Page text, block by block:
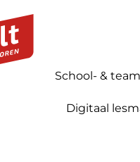
School- &
Digitaal